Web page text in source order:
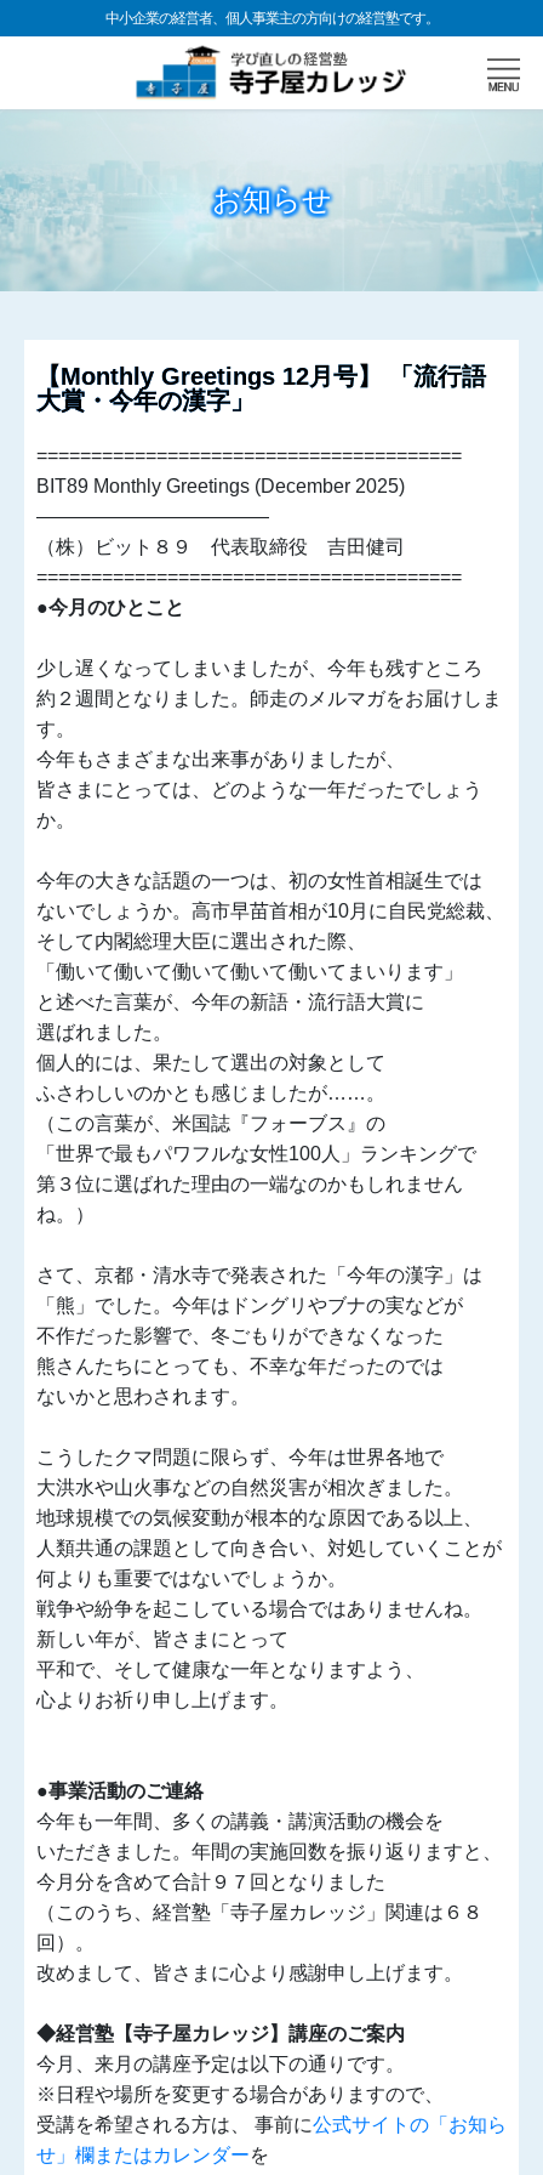
中小企業の経営者、個人事業主の方向けの経営塾です。
お知らせ
【Monthly Greetings 12月号】 「流行語
大賞・今年の漢字」
=======================================
BIT89 Monthly Greetings (December 2025)
————————————
（株）ビット８９ 代表取締役 吉田健司
=======================================
●今月のひとこと
少し遅くなってしまいましたが、今年も残すところ
約２週間となりました。師走のメルマガをお届けしま
す。
今年もさまざまな出来事がありましたが、
皆さまにとっては、どのような一年だったでしょう
か。
今年の大きな話題の一つは、初の女性首相誕生では
ないでしょうか。高市早苗首相が10月に自民党総裁、
そして内閣総理大臣に選出された際、
「働いて働いて働いて働いて働いてまいります」
と述べた言葉が、今年の新語・流行語大賞に
選ばれました。
個人的には、果たして選出の対象として
ふさわしいのかとも感じましたが……。
（この言葉が、米国誌『フォーブス』の
「世界で最もパワフルな女性100人」ランキングで
第３位に選ばれた理由の一端なのかもしれません
ね。）
さて、京都・清水寺で発表された「今年の漢字」は
「熊」でした。今年はドングリやブナの実などが
不作だった影響で、冬ごもりができなくなった
熊さんたちにとっても、不幸な年だったのでは
ないかと思わされます。
こうしたクマ問題に限らず、今年は世界各地で
大洪水や山火事などの自然災害が相次ぎました。
地球規模での気候変動が根本的な原因である以上、
人類共通の課題として向き合い、対処していくことが
何よりも重要ではないでしょうか。
戦争や紛争を起こしている場合ではありませんね。
新しい年が、皆さまにとって
平和で、そして健康な一年となりますよう、
心よりお祈り申し上げます。
●事業活動のご連絡
今年も一年間、多くの講義・講演活動の機会を
いただきました。年間の実施回数を振り返りますと、
今月分を含めて合計９７回となりました
（このうち、経営塾「寺子屋カレッジ」関連は６８
回）。
改めまして、皆さまに心より感謝申し上げます。
◆経営塾【寺子屋カレッジ】講座のご案内
今月、来月の講座予定は以下の通りです。
※日程や場所を変更する場合がありますので、
受講を希望される方は、 事前に公式サイトの「お知ら
せ」欄またはカレンダーを